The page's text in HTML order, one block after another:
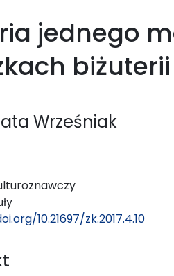
jednego
Wrześniak
10.21697/zk.2017.4.10